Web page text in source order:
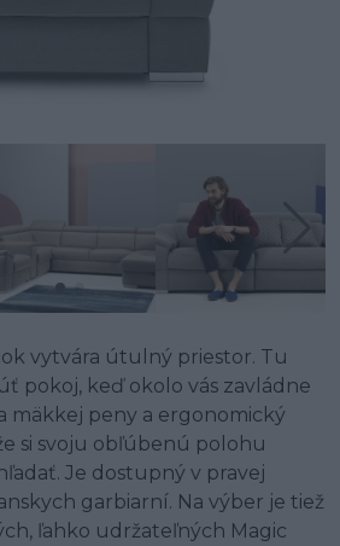
vytvára útulný priestor. Tu
pokoj, keď okolo vás zavládne
mäkkej peny a ergonomický
si svoju obľúbenú polohu
Je dostupný v pravej
garbiarní. Na výber je tiež
ľahko udržateľných Magic